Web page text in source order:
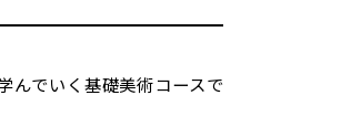
んでいく基礎美術コースで